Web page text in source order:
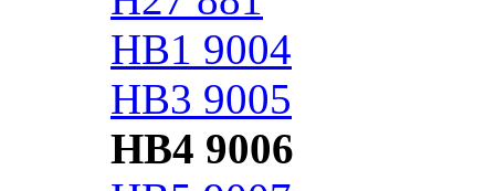
HB1 9004
HB3 9005
HB4 9006